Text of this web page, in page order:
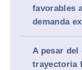
favorables
demanda
A pesar
trayectoria